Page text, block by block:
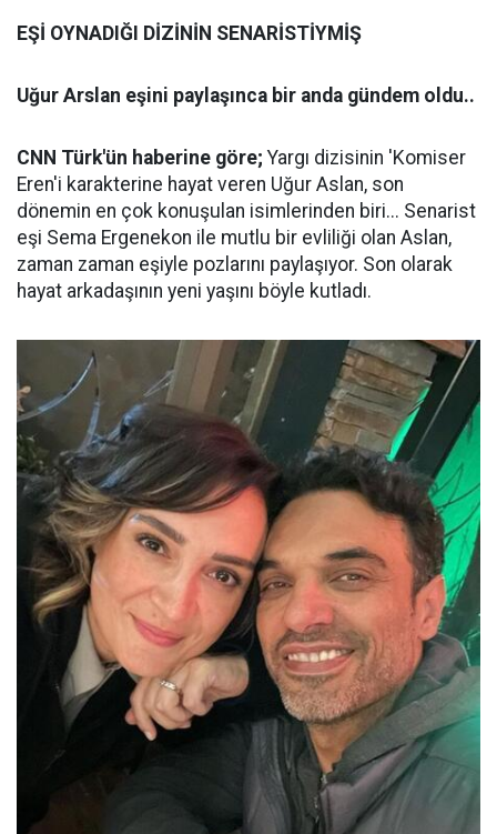
EŞİ OYNADIĞI DİZİNİN SENARİSTİYMİŞ
Uğur Arslan eşini paylaşınca bir anda gündem oldu..
CNN Türk'ün haberine göre; Yargı dizisinin 'Komiser
Eren'i karakterine hayat veren Uğur Aslan, son
dönemin en çok konuşulan isimlerinden biri... Senarist
eşi Sema Ergenekon ile mutlu bir evliliği olan Aslan,
zaman zaman eşiyle pozlarını paylaşıyor. Son olarak
hayat arkadaşının yeni yaşını böyle kutladı.